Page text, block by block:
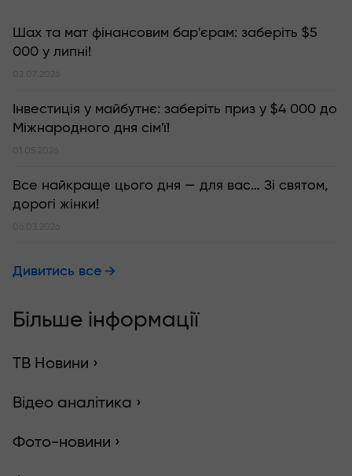
Шах та мат фінансовим бар'єрам: заберіть $5
000 у липні!
02.07.2026
Інвестиція у майбутнє: заберіть приз у $4 000 до
Міжнародного дня сім'ї!
01.05.2026
Все найкраще цього дня — для вас… Зі святом,
дорогі жінки!
06.03.2026
Дивитись все
Більше інформації
ТВ Новини ›
Відео аналітика ›
Фото-новини ›